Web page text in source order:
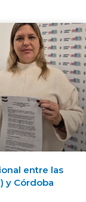
entre las
y Córdoba